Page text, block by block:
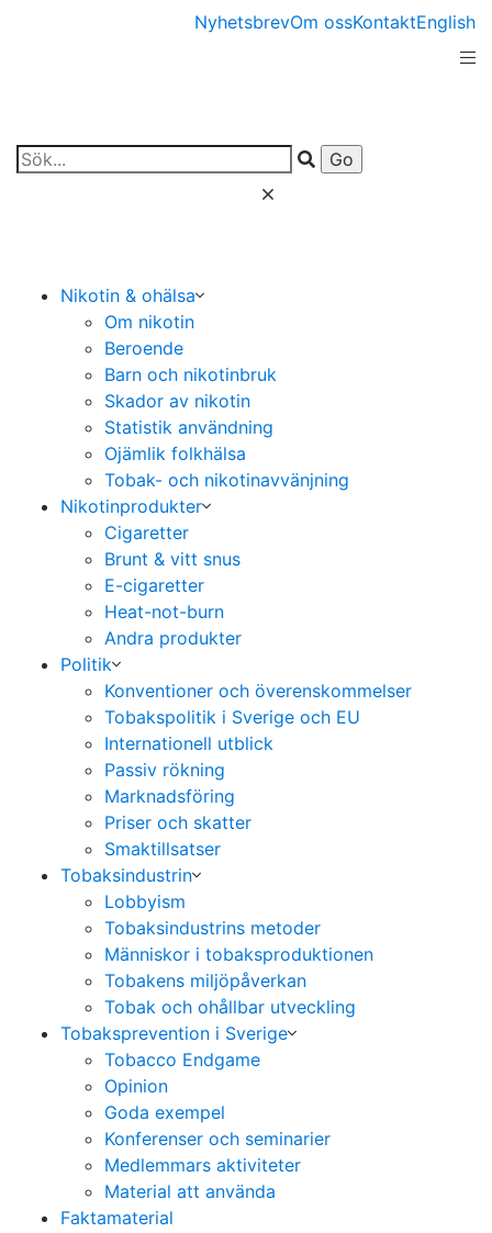
NyhetsbrevOm ossKontaktEnglish
Nikotin & ohälsa
Om nikotin
Beroende
Barn och nikotinbruk
Skador av nikotin
Statistik användning
Ojämlik folkhälsa
Tobak- och nikotinavvänjning
Nikotinprodukter
Cigaretter
Brunt & vitt snus
E-cigaretter
Heat-not-burn
Andra produkter
Politik
Konventioner och överenskommelser
Tobakspolitik i Sverige och EU
Internationell utblick
Passiv rökning
Marknadsföring
Priser och skatter
Smaktillsatser
Tobaksindustrin
Lobbyism
Tobaksindustrins metoder
Människor i tobaksproduktionen
Tobakens miljöpåverkan
Tobak och ohållbar utveckling
Tobaksprevention i Sverige
Tobacco Endgame
Opinion
Goda exempel
Konferenser och seminarier
Medlemmars aktiviteter
Material att använda
Faktamaterial